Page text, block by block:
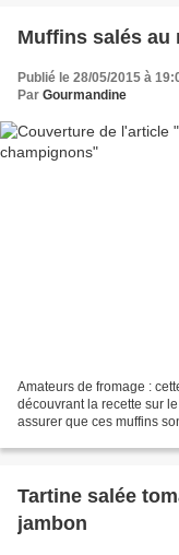
Muffins salés au
Publié le 28/05/2015 à
Par Gourmandine
Amateurs de fromage :
découvrant la recette sur
assurer que ces muffins
Tartine salée
jambon